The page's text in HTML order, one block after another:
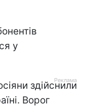
у
здійснили
Ворог